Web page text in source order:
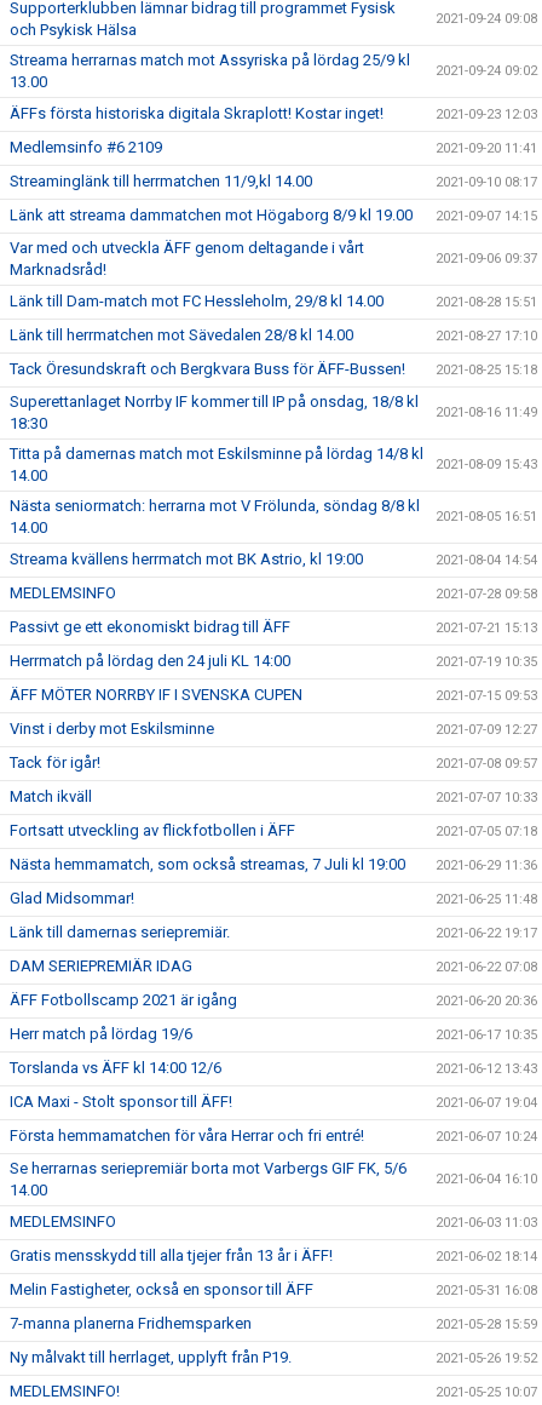
Supporterklubben lämnar bidrag till programmet Fysisk
och Psykisk Hälsa
2021-09-24 09:08
Streama herrarnas match mot Assyriska på lördag 25/9 kl
13.00
2021-09-24 09:02
ÄFFs första historiska digitala Skraplott! Kostar inget! 2021-09-23 12:03
Medlemsinfo #6 2109 2021-09-20 11:41
Streaminglänk till herrmatchen 11/9,kl 14.00 2021-09-10 08:17
Länk att streama dammatchen mot Högaborg 8/9 kl 19.00 2021-09-07 14:15
Var med och utveckla ÄFF genom deltagande i vårt
Marknadsråd!
2021-09-06 09:37
Länk till Dam-match mot FC Hessleholm, 29/8 kl 14.00 2021-08-28 15:51
Länk till herrmatchen mot Sävedalen 28/8 kl 14.00 2021-08-27 17:10
Tack Öresundskraft och Bergkvara Buss för ÄFF-Bussen! 2021-08-25 15:18
Superettanlaget Norrby IF kommer till IP på onsdag, 18/8 kl
18:30
2021-08-16 11:49
Titta på damernas match mot Eskilsminne på lördag 14/8 kl
14.00
2021-08-09 15:43
Nästa seniormatch: herrarna mot V Frölunda, söndag 8/8 kl
14.00
2021-08-05 16:51
Streama kvällens herrmatch mot BK Astrio, kl 19:00 2021-08-04 14:54
MEDLEMSINFO 2021-07-28 09:58
Passivt ge ett ekonomiskt bidrag till ÄFF 2021-07-21 15:13
Herrmatch på lördag den 24 juli KL 14:00 2021-07-19 10:35
ÄFF MÖTER NORRBY IF I SVENSKA CUPEN 2021-07-15 09:53
Vinst i derby mot Eskilsminne 2021-07-09 12:27
Tack för igår! 2021-07-08 09:57
Match ikväll 2021-07-07 10:33
Fortsatt utveckling av flickfotbollen i ÄFF 2021-07-05 07:18
Nästa hemmamatch, som också streamas, 7 Juli kl 19:00 2021-06-29 11:36
Glad Midsommar! 2021-06-25 11:48
Länk till damernas seriepremiär. 2021-06-22 19:17
DAM SERIEPREMIÄR IDAG 2021-06-22 07:08
ÄFF Fotbollscamp 2021 är igång 2021-06-20 20:36
Herr match på lördag 19/6 2021-06-17 10:35
Torslanda vs ÄFF kl 14:00 12/6 2021-06-12 13:43
ICA Maxi - Stolt sponsor till ÄFF! 2021-06-07 19:04
Första hemmamatchen för våra Herrar och fri entré! 2021-06-07 10:24
Se herrarnas seriepremiär borta mot Varbergs GIF FK, 5/6
14.00
2021-06-04 16:10
MEDLEMSINFO 2021-06-03 11:03
Gratis mensskydd till alla tjejer från 13 år i ÄFF! 2021-06-02 18:14
Melin Fastigheter, också en sponsor till ÄFF 2021-05-31 16:08
7-manna planerna Fridhemsparken 2021-05-28 15:59
Ny målvakt till herrlaget, upplyft från P19. 2021-05-26 19:52
MEDLEMSINFO! 2021-05-25 10:07